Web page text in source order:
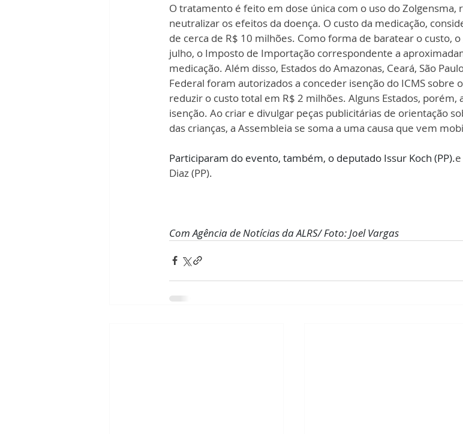
O tratamento é feito em dose única com o uso do
neutralizar os efeitos da doença. O custo da medicação,
de cerca de R$ 10 milhões. Como forma de baratear o custo,
julho, o Imposto de Importação correspondente a
medicação. Além disso, Estados do Amazonas, Ceará, São
Federal foram autorizados a conceder isenção do ICMS sobre
reduzir o custo total em R$ 2 milhões. Alguns Estados, porém,
isenção. Ao criar e divulgar peças publicitárias de orientação
das crianças, a Assembleia se soma a uma causa que vem
Participaram do evento, também, o deputado Issur Koch (PP).
Diaz (PP).
Com Agência de Notícias da ALRS/ Foto: Joel Vargas